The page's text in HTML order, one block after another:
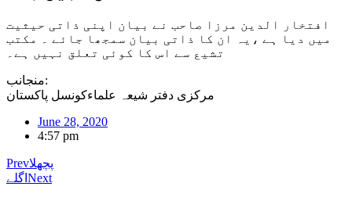
افتخار الدین مرزا صاحب نے بیان اپنی ذاتی حیثیت
میں دیا ہے ،یہ ان کا ذاتی بیان سمجھا جائے ۔ مکتب
تشیع سے اس کا کوئی تعلق نہیں ہے۔
منجانب:
مرکزی دفتر شیعہ علماءکونسل پاکستان
June 28, 2020
4:57 pm
Prevپچھلا
اگلے Next